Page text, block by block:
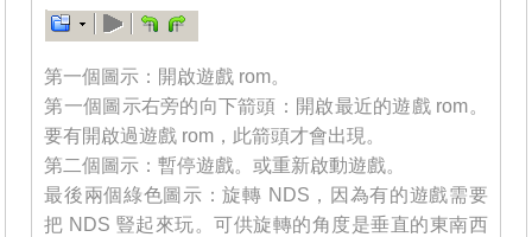
第一個圖示：開啟遊戲 rom。
第一個圖示右旁的向下箭頭：開啟最近的遊戲 rom。
要有開啟過遊戲 rom，此箭頭才會出現。
第二個圖示：暫停遊戲。或重新啟動遊戲。
最後兩個綠色圖示：旋轉 NDS，因為有的遊戲需要
把 NDS 豎起來玩。可供旋轉的角度是垂直的東南西